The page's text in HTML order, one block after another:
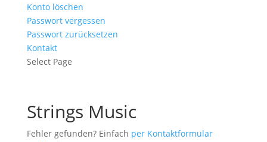
Konto löschen
Passwort vergessen
Passwort zurücksetzen
Kontakt
Select Page
Strings Music
Fehler gefunden? Einfach per Kontaktformular